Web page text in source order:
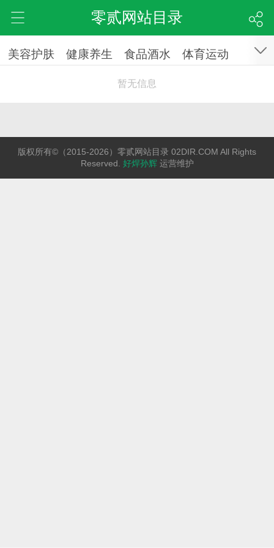
零贰网站目录
美容护肤 健康养生 食品酒水 体育运动
暂无信息
版权所有©（2015-2026）零贰网站目录 02DIR.COM All Rights
Reserved. 好焊孙辉 运营维护